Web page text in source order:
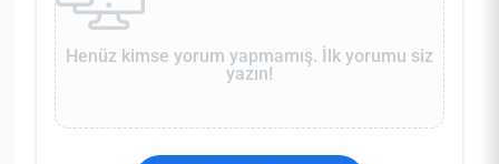
Henüz kimse yorum yapmamış. İlk yorumu siz
yazın!